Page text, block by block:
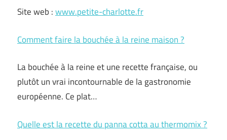
Site web :www.petite-charlotte.fr
Comment faire la bouchée à la reine maison ?
La bouchée à la reine et une recette française, ou
plutôt un vrai incontournable de la gastronomie
européenne. Ce plat…
Quelle est la recette du panna cotta au thermomix ?